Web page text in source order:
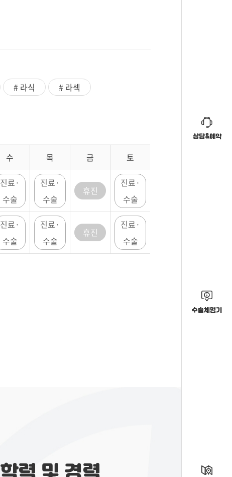
상담&예약
수술체험기
# 라식
# 라섹
수 목 금 토
진료·
수술
진료·
수술
휴진
진료·
수술
진료·
수술
진료·
수술
휴진
진료·
수술
학력 및 경력